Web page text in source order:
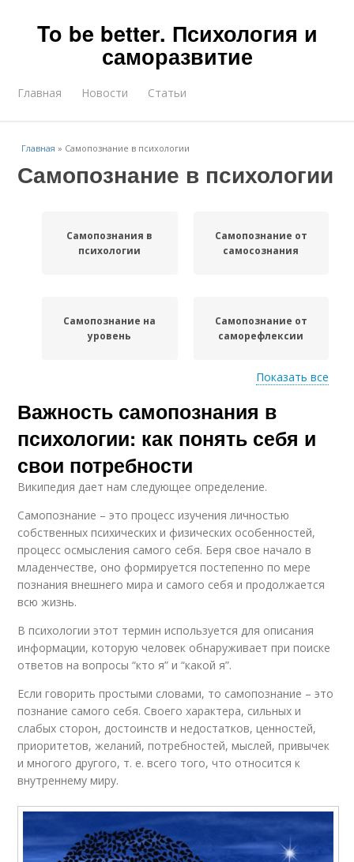
To be better. Психология и
саморазвитие
Главная Новости Статьи
Главная » Самопознание в психологии
Самопознание в психологии
Самопознания в
психологии
Самопознание от
самосознания
Самопознание на
уровень
Самопознание от
саморефлексии
психологического
Самопознание на
личностное развитие
Показать все
Важность самопознания в
психологии: как понять себя и
свои потребности
Википедия дает нам следующее определение.
Самопознание – это процесс изучения личностью
собственных психических и физических особенностей,
процесс осмысления самого себя. Беря свое начало в
младенчестве, оно формируется постепенно по мере
познания внешнего мира и самого себя и продолжается
всю жизнь.
В психологии этот термин используется для описания
информации, которую человек обнаруживает при поиске
ответов на вопросы “кто я” и “какой я”.
Если говорить простыми словами, то самопознание – это
познание самого себя. Своего характера, сильных и
слабых сторон, достоинств и недостатков, ценностей,
приоритетов, желаний, потребностей, мыслей, привычек
и многого другого, т. е. всего того, что относится к
внутреннему миру.